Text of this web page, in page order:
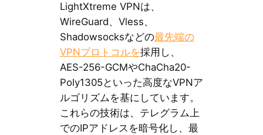
LightXtreme VPNは、
WireGuard、Vless、
Shadowsocksなどの最先端の
VPNプロトコルを採用し、
AES-256-GCMやChaCha20-
Poly1305といった高度なVPNア
ルゴリズムを基にしています。
これらの技術は、テレグラム上
でのIPアドレスを暗号化し、最